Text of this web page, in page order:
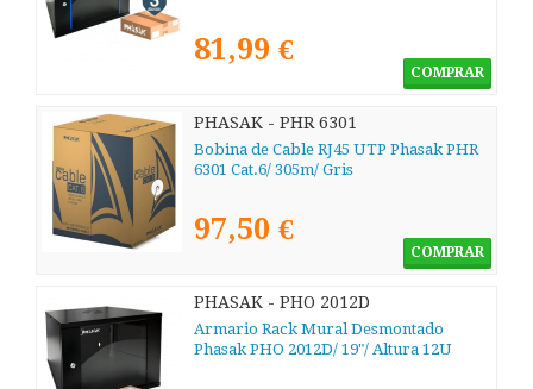
81,99 €
COMPRAR
PHASAK - PHR 6301
Bobina de Cable RJ45 UTP Phasak PHR
6301 Cat.6/ 305m/ Gris
97,50 €
COMPRAR
PHASAK - PHO 2012D
Armario Rack Mural Desmontado
Phasak PHO 2012D/ 19"/ Altura 12U